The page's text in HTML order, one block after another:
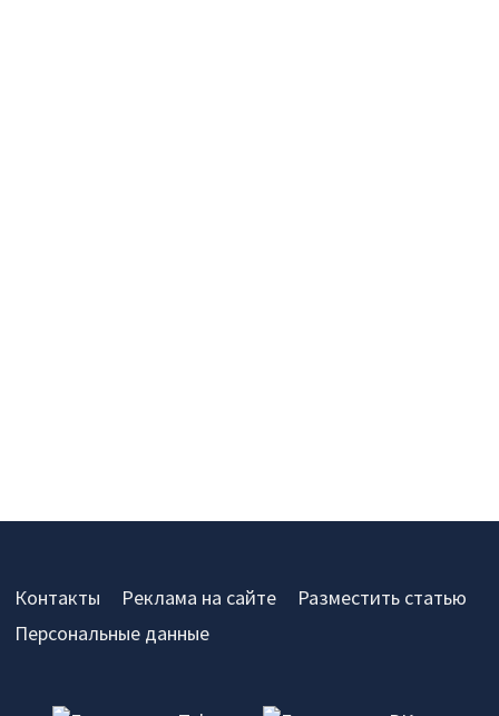
Контакты Реклама на сайте
Разместить статью
Персональные данные